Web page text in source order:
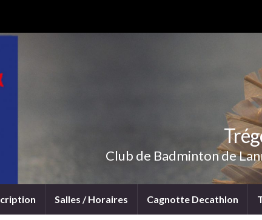
Club de Badminton de
Salles / Horaires Cagnotte Decathlon